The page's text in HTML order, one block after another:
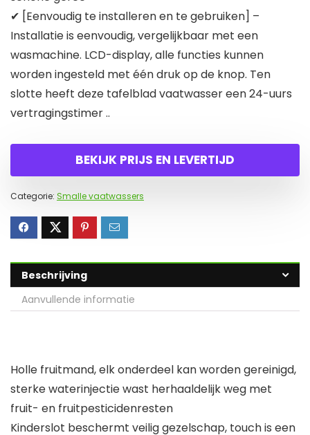
✔ [Eenvoudig te installeren en te gebruiken] –
Installatie is eenvoudig, vergelijkbaar met een
wasmachine. LCD-display, alle functies kunnen
worden ingesteld met één druk op de knop. Ten
slotte heeft deze tafelblad vaatwasser een 24-uurs
vertragingstimer ..
BEKIJK PRIJS EN LEVERTIJD
Categorie: Smalle vaatwassers
Beschrijving
Aanvullende informatie
Holle fruitmand, elk onderdeel kan worden gereinigd,
sterke waterinjectie wast herhaaldelijk weg met
fruit- en fruitpesticidenresten
Kinderslot beschermt veilig gezelschap, touch is een